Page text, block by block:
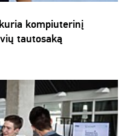
kompiuterinį
tautosaką